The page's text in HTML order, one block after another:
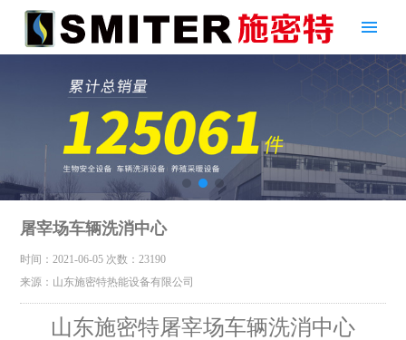
屠宰场车辆洗消中心
时间：2021-06-05 次数：23190
来源：山东施密特热能设备有限公司
山东施密特屠宰场车辆洗消中心